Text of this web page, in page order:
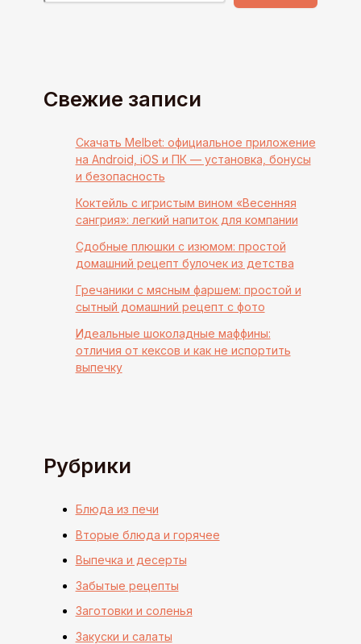
Свежие записи
Скачать Melbet: официальное приложение
на Android, iOS и ПК — установка, бонусы
и безопасность
Коктейль с игристым вином «Весенняя
сангрия»: легкий напиток для компании
Сдобные плюшки с изюмом: простой
домашний рецепт булочек из детства
Гречаники с мясным фаршем: простой и
сытный домашний рецепт с фото
Идеальные шоколадные маффины:
отличия от кексов и как не испортить
выпечку
Рубрики
Блюда из печи
Вторые блюда и горячее
Выпечка и десерты
Забытые рецепты
Заготовки и соленья
Закуски и салаты